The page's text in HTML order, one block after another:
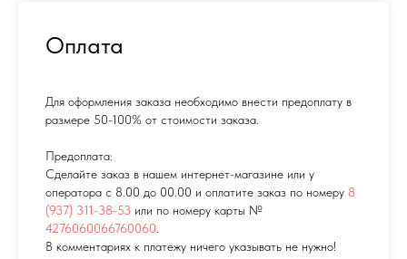
Оплата
Для оформления заказа необходимо внести предоплату в
размере 50-100% от стоимости заказа.
Предоплата:
Сделайте заказ в нашем интернет-магазине или у
оператора с 8.00 до 00.00 и оплатите заказ по номеру 8
(937) 311-38-53 или по номеру карты №
4276060066760060
В комментариях к платежу ничего указывать не нужно!